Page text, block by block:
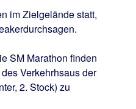
im Zielgelände statt,
SM Marathon finden
Verkehrhsaus der
2. Stock) zu